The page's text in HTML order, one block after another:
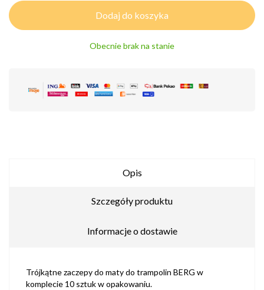
Dodaj do koszyka
Obecnie brak na stanie
Opis
Szczegóły produktu
Informacje o dostawie
Trójkątne zaczepy do maty do trampolin BERG w
komplecie 10 sztuk w opakowaniu.